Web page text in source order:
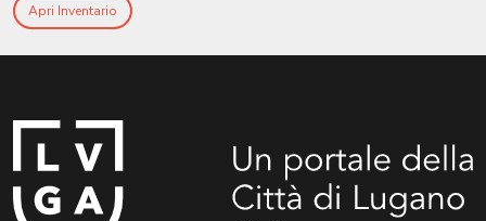
Apri Inventario